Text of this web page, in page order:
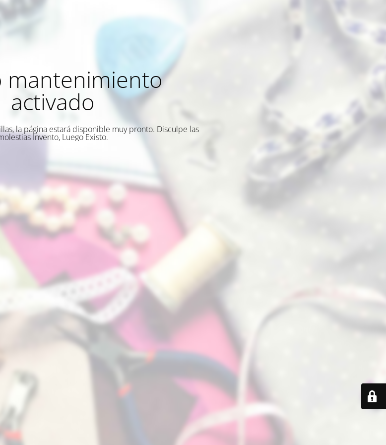
mantenimiento
activado
la página estará disponible muy pronto. Disculpe las
Invento, Luego Existo.